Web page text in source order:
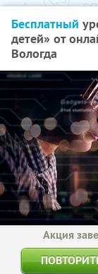
Бесплатный
детей» от
Вологда
Акция